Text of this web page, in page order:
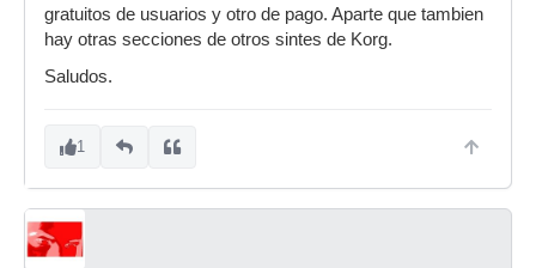
gratuitos de usuarios y otro de pago. Aparte que tambien
hay otras secciones de otros sintes de Korg.
Saludos.
1